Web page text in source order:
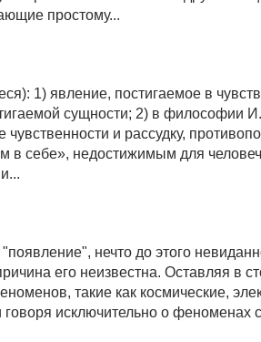
простому...
1) явление, постигаемое в
сущности; 2) в философии
чувственности и рассудку,
в себе», недостижимым для
"появление", нечто до этого
его неизвестна. Оставляя в
такие как космические,
говоря исключительно о феноменах